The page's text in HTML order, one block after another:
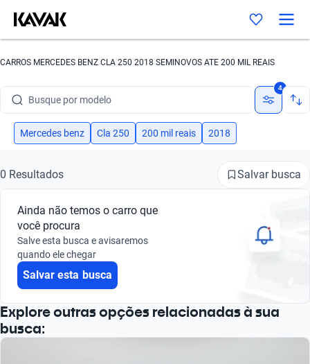
CARROS MERCEDES BENZ CLA 250 2018 SEMINOVOS ATE 200 MIL REAIS
Busque por modelo
Busque por versão
Busque por marca
Busque por modelo
Busque por versão
4
Mercedes benz Cla 250 200 mil reais 2018
0 Resultados Salvar busca
Ainda não temos o carro que
você procura
Salve esta busca e avisaremos
quando ele chegar
Salvar esta busca
Explore outras opções relacionadas à sua
busca: